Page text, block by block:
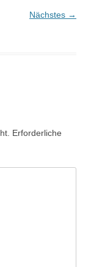
Nächstes →
Erforderliche